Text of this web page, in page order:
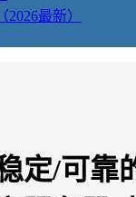
2026最新）
定/可靠